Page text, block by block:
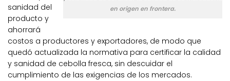
en origen en frontera.
sanidad del
producto y
ahorrará
costos a productores y exportadores, de modo que
quedó actualizada la normativa para certificar la calidad
y sanidad de cebolla fresca, sin descuidar el
cumplimiento de las exigencias de los mercados.